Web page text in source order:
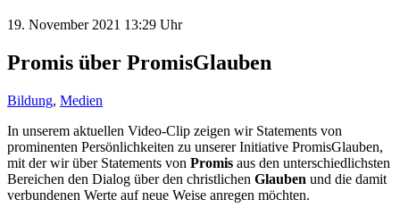
19. November 2021 13:29 Uhr
Promis über PromisGlauben
Bildung, Medien
In unserem aktuellen Video-Clip zeigen wir Statements von
prominenten Persönlichkeiten zu unserer Initiative PromisGlauben,
mit der wir über Statements von Promis aus den unterschiedlichsten
Bereichen den Dialog über den christlichen Glauben und die damit
verbundenen Werte auf neue Weise anregen möchten.